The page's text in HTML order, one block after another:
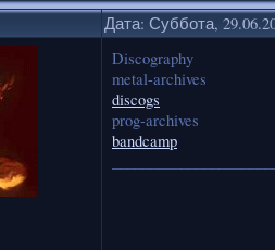
Дата: Суббота,
Discography
metal-archives
discogs
prog-archives
bandcamp